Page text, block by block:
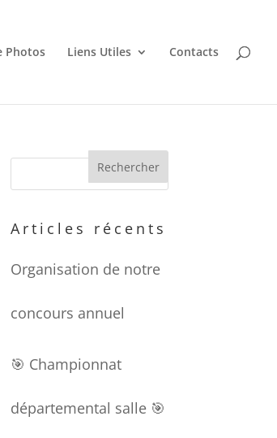
Photos Liens Utiles Contacts
Articles récents
Organisation de notre
concours annuel
🎯 Championnat
départemental salle 🎯